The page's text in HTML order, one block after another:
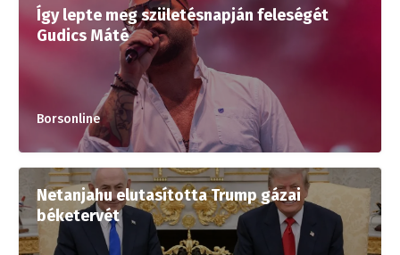
Így lepte meg születésnapján feleségét
Gudics Máté
Borsonline
Netanjahu elutasította Trump gázai
béketervét